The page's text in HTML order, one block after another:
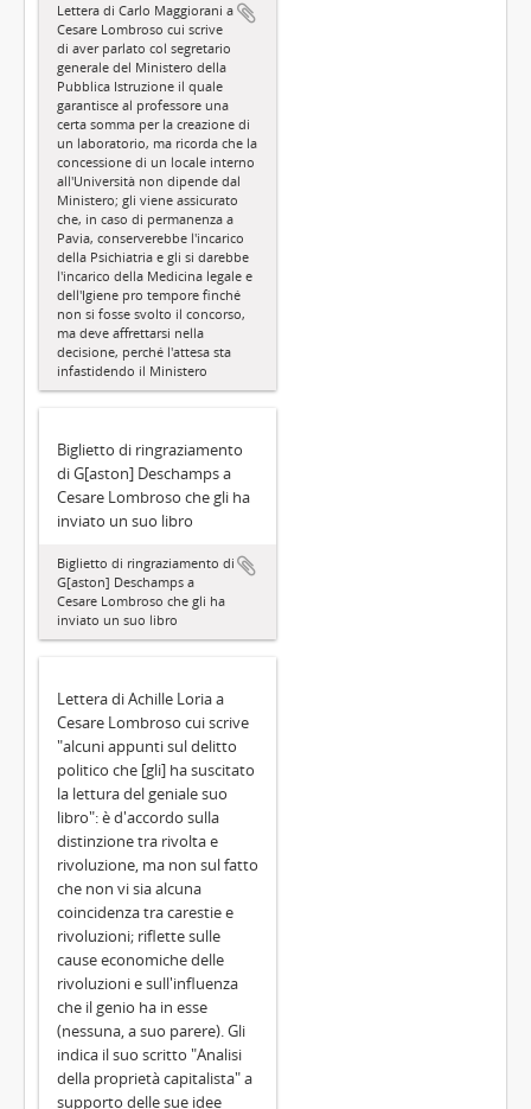
Lettera di Carlo Maggiorani a
Cesare Lombroso cui scrive
di aver parlato col segretario
generale del Ministero della
Pubblica Istruzione il quale
garantisce al professore una
certa somma per la creazione di
un laboratorio, ma ricorda che la
concessione di un locale interno
all'Università non dipende dal
Ministero; gli viene assicurato
che, in caso di permanenza a
Pavia, conserverebbe l'incarico
della Psichiatria e gli si darebbe
l'incarico della Medicina legale e
dell'Igiene pro tempore finché
non si fosse svolto il concorso,
ma deve affrettarsi nella
decisione, perché l'attesa sta
infastidendo il Ministero
Biglietto di ringraziamento
di G[aston] Deschamps a
Cesare Lombroso che gli ha
inviato un suo libro
Biglietto di ringraziamento di
G[aston] Deschamps a
Cesare Lombroso che gli ha
inviato un suo libro
Lettera di Achille Loria a
Cesare Lombroso cui scrive
"alcuni appunti sul delitto
politico che [gli] ha suscitato
la lettura del geniale suo
libro": è d'accordo sulla
distinzione tra rivolta e
rivoluzione, ma non sul fatto
che non vi sia alcuna
coincidenza tra carestie e
rivoluzioni; riflette sulle
cause economiche delle
rivoluzioni e sull'influenza
che il genio ha in esse
(nessuna, a suo parere). Gli
indica il suo scritto "Analisi
della proprietà capitalista" a
supporto delle sue idee